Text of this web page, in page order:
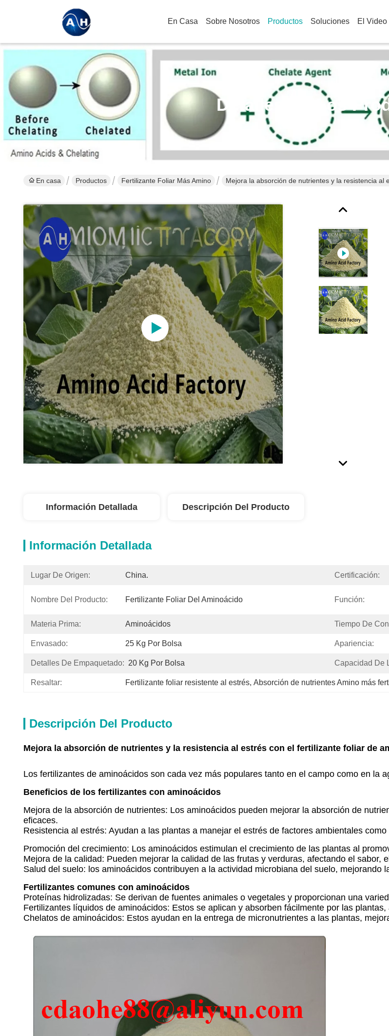
En Casa Sobre Nosotros Productos Soluciones El Video
Detalles De Los
En casa Productos Fertilizante Foliar Más Amino Mejora la absorción de nutrientes y la resistencia
Información Detallada Descripción Del Producto
Información Detallada
Lugar De Origen: China. Certificación:
Nombre Del Producto: Fertilizante Foliar Del Aminoácido Función:
Materia Prima: Aminoácidos Tiempo De
Envasado: 25 Kg Por Bolsa Apariencia:
Detalles De Empaquetado: 20 Kg Por Bolsa Capacidad De
Resaltar: Fertilizante foliar resistente al estrés, Absorción de nutrientes Amino más
Descripción Del Producto
Mejora la absorción de nutrientes y la resistencia al estrés con el fertilizante foliar de
Los fertilizantes de aminoácidos son cada vez más populares tanto en el campo como en la
Beneficios de los fertilizantes con aminoácidos
Mejora de la absorción de nutrientes: Los aminoácidos pueden mejorar la absorción de
eficaces.
Resistencia al estrés: Ayudan a las plantas a manejar el estrés de factores ambientales
Promoción del crecimiento: Los aminoácidos estimulan el crecimiento de las plantas al
Mejora de la calidad: Pueden mejorar la calidad de las frutas y verduras, afectando el sabor,
Salud del suelo: los aminoácidos contribuyen a la actividad microbiana del suelo, mejorando
Fertilizantes comunes con aminoácidos
Proteínas hidrolizadas: Se derivan de fuentes animales o vegetales y proporcionan una
Fertilizantes líquidos de aminoácidos: Estos se aplican y absorben fácilmente por las
Chelatos de aminoácidos: Estos ayudan en la entrega de micronutrientes a las plantas,